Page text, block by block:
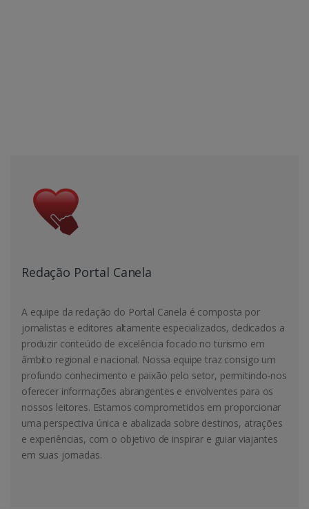
Redação Portal Canela
A equipe da redação do Portal Canela é composta por
jornalistas e editores altamente especializados, dedicados a
produzir conteúdo de excelência focado no turismo em
âmbito regional e nacional. Nossa equipe traz consigo um
profundo conhecimento e paixão pelo setor, permitindo-nos
oferecer informações abrangentes e envolventes para os
nossos leitores. Estamos comprometidos em proporcionar
uma perspectiva única e abalizada sobre destinos, atrações
e experiências, com o objetivo de inspirar e guiar viajantes
em suas jornadas.